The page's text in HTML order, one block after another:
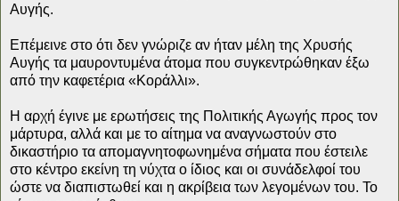
Αυγής.
Επέμεινε στο ότι δεν γνώριζε αν ήταν μέλη της Χρυσής
Αυγής τα μαυροντυμένα άτομα που συγκεντρώθηκαν έξω
από την καφετέρια «Κοράλλι».
Η αρχή έγινε με ερωτήσεις της Πολιτικής Αγωγής προς τον
μάρτυρα, αλλά και με το αίτημα να αναγνωστούν στο
δικαστήριο τα απομαγνητοφωνημένα σήματα που έστειλε
στο κέντρο εκείνη τη νύχτα ο ίδιος και οι συνάδελφοί του
ώστε να διαπιστωθεί και η ακρίβεια των λεγομένων του. Το